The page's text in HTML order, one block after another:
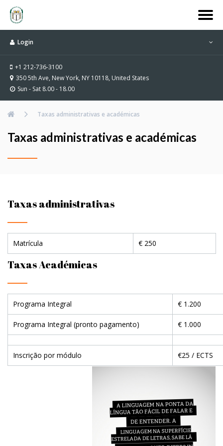
Login
+1 212-736-3100
350 5th Ave, New York, NY 10118, United States
Sun - Sat 8.00 - 18.00
Taxas administrativas e académicas
Taxas administrativas e académicas
Taxas administrativas
Matrícula € 250
Taxas Académicas
Programa Integral € 1.200
Programa Integral (pronto pagamento) € 1.000
Inscrição por módulo €25 / ECTS